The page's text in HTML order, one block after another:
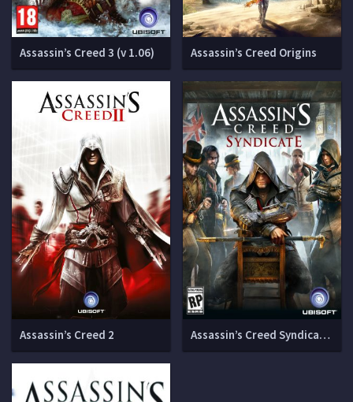
Assassin’s Creed 3 (v 1.06) Assassin’s Creed Origins
Assassin’s Creed 2 Assassin’s Creed Syndicate [1.51 u8 + DLC]